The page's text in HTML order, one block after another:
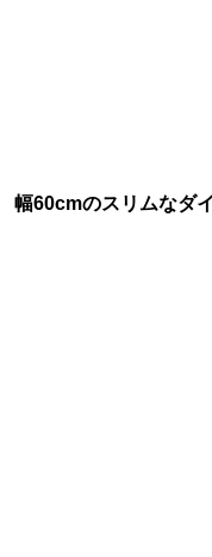
幅60cmのスリムなダ